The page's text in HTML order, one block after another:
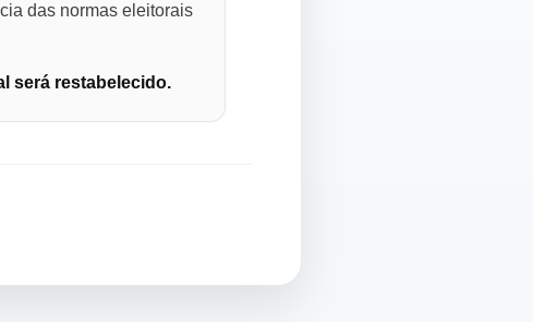
das normas eleitorais
será restabelecido.